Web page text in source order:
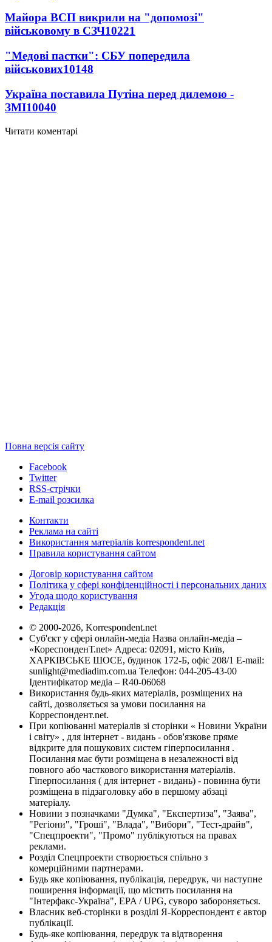
Майора ВСП викрили на "допомозі"
військовому в СЗЧ10221
"Медові пастки": СБУ попередила
військових10148
Україна поставила Путіна перед дилемою -
ЗМІ10040
Читати коментарі
Повна версія сайту
Facebook
Twitter
RSS-стрічки
E-mail розсилка
Контакти
Реклама на сайті
Використання матеріалів korrespondent.net
Правила користування сайтом
Договір користування сайтом
Політика у сфері конфіденційності і персональних даних
Угода щодо користування
Редакція
© 2000-2026, Korrespondent.net
Суб'єкт у сфері онлайн-медіа Назва онлайн-медіа –
«КореспонденТ.net» Адреса: 02091, місто Київ,
ХАРКІВСЬКЕ ШОСЕ, будинок 172-Б, офіс 208/1 E-mail:
sunlight@mediadim.com.ua Телефон: 044-205-43-00
Ідентифікатор медіа – R40-06068
Використання будь-яких матеріалів, розміщених на
сайті, дозволяється за умови посилання на
Корреспондент.net.
При копіюванні матеріалів зі сторінки « Новини України
і світу» , для інтернет - видань - обов'язкове пряме
відкрите для пошукових систем гіперпосилання .
Посилання має бути розміщена в незалежності від
повного або часткового використання матеріалів.
Гіперпосилання ( для інтернет - видань) - повинна бути
розміщена в підзаголовку або в першому абзаці
матеріалу.
Новини з позначками "Думка", "Експертиза", "Заява",
"Регіони", "Гроші", "Влада", "Вибори", "Тест-драйв",
"Спецпроекти", "Промо" публікуються на правах
реклами.
Розділ Спецпроекти створюється спільно з
комерційними партнерами.
Будь яке копіювання, публікація, передрук, чи наступне
поширення інформації, що містить посилання на
"Інтерфакс-Україна", EPA / UPG, суворо забороняється.
Власник веб-сторінки в розділі Я-Корреспондент є автор
публікації.
Будь-яке копіювання, передрук та відтворення